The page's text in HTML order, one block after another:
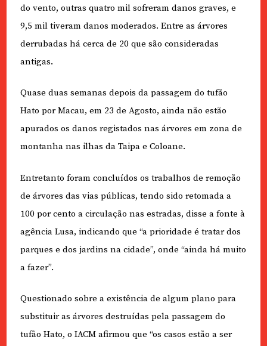
do vento, outras quatro mil sofreram danos graves, e
9,5 mil tiveram danos moderados. Entre as árvores
derrubadas há cerca de 20 que são consideradas
antigas.
Quase duas semanas depois da passagem do tufão
Hato por Macau, em 23 de Agosto, ainda não estão
apurados os danos registados nas árvores em zona de
montanha nas ilhas da Taipa e Coloane.
Entretanto foram concluídos os trabalhos de remoção
de árvores das vias públicas, tendo sido retomada a
100 por cento a circulação nas estradas, disse a fonte à
agência Lusa, indicando que “a prioridade é tratar dos
parques e dos jardins na cidade”, onde “ainda há muito
a fazer”.
Questionado sobre a existência de algum plano para
substituir as árvores destruídas pela passagem do
tufão Hato, o IACM afirmou que “os casos estão a ser